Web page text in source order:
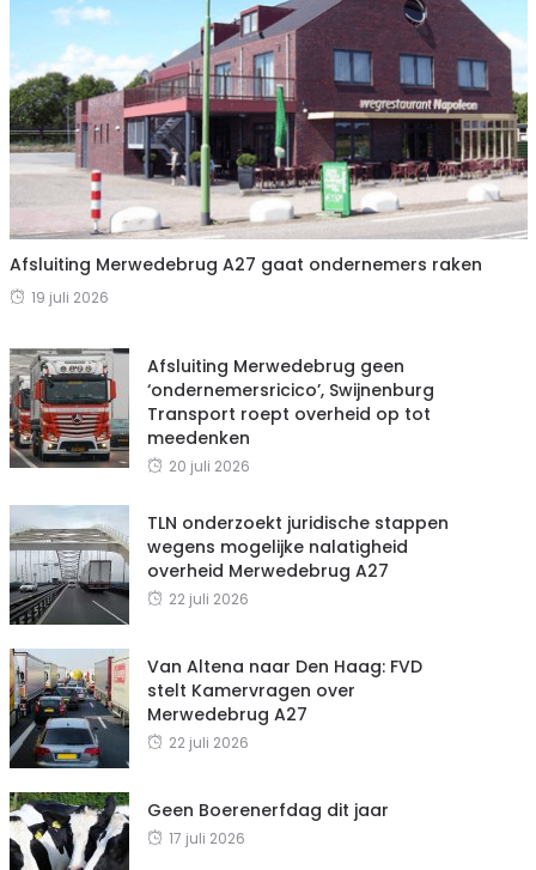
Afsluiting Merwedebrug A27 gaat ondernemers raken
19 juli 2026
Afsluiting Merwedebrug geen
‘ondernemersricico’, Swijnenburg
Transport roept overheid op tot
meedenken
20 juli 2026
TLN onderzoekt juridische stappen
wegens mogelijke nalatigheid
overheid Merwedebrug A27
22 juli 2026
Van Altena naar Den Haag: FVD
stelt Kamervragen over
Merwedebrug A27
22 juli 2026
Geen Boerenerfdag dit jaar
17 juli 2026